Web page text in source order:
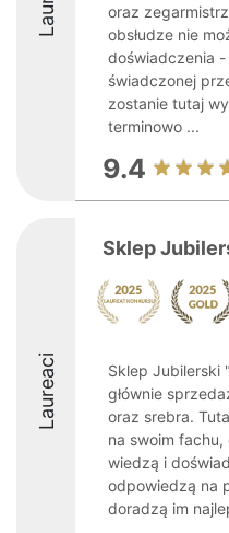
oraz
obsłudze nie
doświadczenia
świadczonej
zostanie tutaj
terminowo ...
9.4
Laureaci
Sklep
Sklep Jubilerski
głównie
oraz srebra.
na swoim fachu,
wiedzą i
odpowiedzą na
doradzą im